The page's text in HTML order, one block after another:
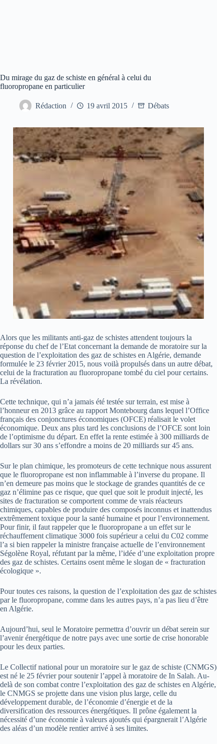
Du mirage du gaz de schiste en général à celui du
fluoropropane en particulier
Rédaction 19 avril 2015 Débats
Alors que les militants anti-gaz de schistes attendent toujours la
réponse du chef de l’Etat concernant la demande de moratoire sur la
question de l’exploitation des gaz de schistes en Algérie, demande
formulée le 23 février 2015, nous voilà propulsés dans un autre débat,
celui de la fracturation au fluoropropane tombé du ciel pour certains.
La révélation.
Cette technique, qui n’a jamais été testée sur terrain, est mise à
l’honneur en 2013 grâce au rapport Montebourg dans lequel l’Office
français des conjonctures économiques (OFCE) réalisait le volet
économique. Deux ans plus tard les conclusions de l’OFCE sont loin
de l’optimisme du départ. En effet la rente estimée à 300 milliards de
dollars sur 30 ans s’effondre a moins de 20 milliards sur 45 ans.
Sur le plan chimique, les promoteurs de cette technique nous assurent
que le fluoropropane est non inflammable à l’inverse du propane. Il
n’en demeure pas moins que le stockage de grandes quantités de ce
gaz n’élimine pas ce risque, que quel que soit le produit injecté, les
sites de fracturation se comportent comme de vrais réacteurs
chimiques, capables de produire des composés inconnus et inattendus
extrêmement toxique pour la santé humaine et pour l’environnement.
Pour finir, il faut rappeler que le fluoropropane a un effet sur le
réchauffement climatique 3000 fois supérieur a celui du C02 comme
l’a si bien rappeler la ministre française actuelle de l’environnement
Ségolène Royal, réfutant par la même, l’idée d’une exploitation propre
des gaz de schistes. Certains osent même le slogan de « fracturation
écologique ».
Pour toutes ces raisons, la question de l’exploitation des gaz de schistes
par le fluoropropane, comme dans les autres pays, n’a pas lieu d’être
en Algérie.
Aujourd’hui, seul le Moratoire permettra d’ouvrir un débat serein sur
l’avenir énergétique de notre pays avec une sortie de crise honorable
pour les deux parties.
Le Collectif national pour un moratoire sur le gaz de schiste (CNMGS)
est né le 25 février pour soutenir l’appel à moratoire de In Salah. Au-
delà de son combat contre l’exploitation des gaz de schistes en Algérie,
le CNMGS se projette dans une vision plus large, celle du
développement durable, de l’économie d’énergie et de la
diversification des ressources énergétiques. Il prône également la
nécessité d’une économie à valeurs ajoutés qui épargnerait l’Algérie
des aléas d’un modèle rentier arrivé à ses limites.